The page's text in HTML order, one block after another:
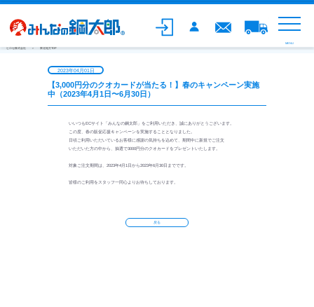
MENU
ヒロセ株式会社
東北地方TOP
2023年04月01日
【3,000円分のクオカードが当たる！】春のキャンペーン実施
中（2023年4月1日〜6月30日）
いいつもECサイト「みんなの鋼太郎」をご利用いただき、誠にありがとうございます。
この度、春の販促応援キャンペーンを実施することとなりました。
日頃ご利用いただいているお客様に感謝の気持ちを込めて、期間中に新規でご注文
いただいた方の中から、抽選で3000円分のクオカードをプレゼントいたします。
対象ご注文期間は、2023年4月1日から2023年6月30日までです。
皆様のご利用をスタッフ一同心よりお待ちしております。
戻る